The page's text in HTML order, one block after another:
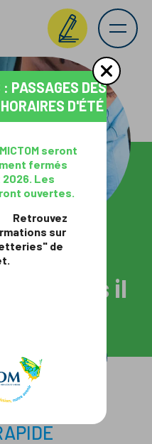
DE TRI
déchets il
de tri
DÉCHET
déchets de
astuces
PASSAGES DES
D'ÉTÉ
seront
fermés
2026. Les
ouvertes.
sur
de